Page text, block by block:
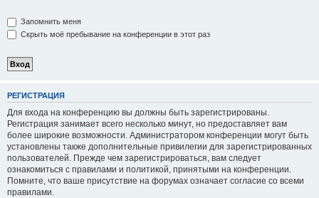
Запомнить меня
Скрыть моё пребывание на конференции в этот раз
РЕГИСТРАЦИЯ
Для входа на конференцию вы должны быть зарегистрированы.
Регистрация занимает всего несколько минут, но предоставляет вам
более широкие возможности. Администратором конференции могут быть
установлены также дополнительные привилегии для зарегистрированных
пользователей. Прежде чем зарегистрироваться, вам следует
ознакомиться с правилами и политикой, принятыми на конференции.
Помните, что ваше присутствие на форумах означает согласие со всеми
правилами.